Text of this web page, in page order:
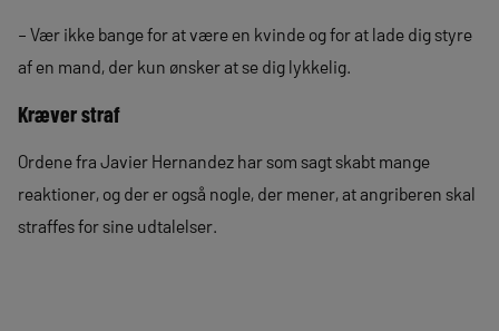
– Vær ikke bange for at være en kvinde og for at lade dig styre
af en mand, der kun ønsker at se dig lykkelig.
Kræver straf
Ordene fra Javier Hernandez har som sagt skabt mange
reaktioner, og der er også nogle, der mener, at angriberen skal
straffes for sine udtalelser.